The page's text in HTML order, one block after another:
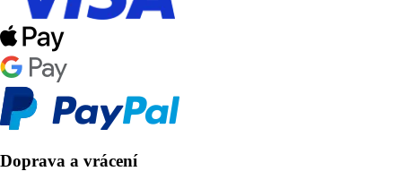
Doprava a vrácení